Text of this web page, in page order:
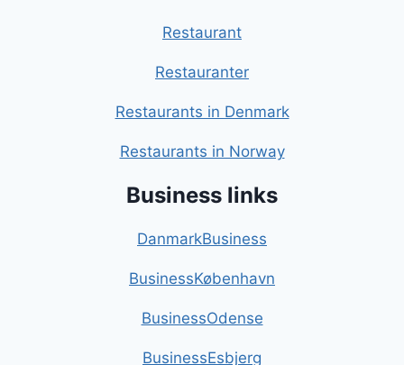
Restaurant
Restauranter
Restaurants in Denmark
Restaurants in Norway
Business links
DanmarkBusiness
BusinessKøbenhavn
BusinessOdense
BusinessEsbjerg